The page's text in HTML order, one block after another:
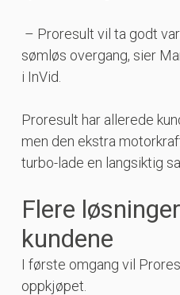
– Proresult vil ta godt
sømløs overgang, sier
i InVid.
Proresult har allerede
men den ekstra
turbo-lade en langsiktig
Flere
kundene
I første omgang vil
oppkjøpet.